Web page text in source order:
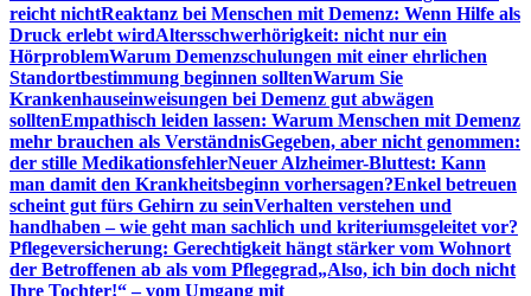
reicht nichtReaktanz bei Menschen mit Demenz: Wenn Hilfe als
Druck erlebt wirdAltersschwerhörigkeit: nicht nur ein
HörproblemWarum Demenzschulungen mit einer ehrlichen
Standortbestimmung beginnen solltenWarum Sie
Krankenhauseinweisungen bei Demenz gut abwägen
solltenEmpathisch leiden lassen: Warum Menschen mit Demenz
mehr brauchen als VerständnisGegeben, aber nicht genommen:
der stille MedikationsfehlerNeuer Alzheimer-Bluttest: Kann
man damit den Krankheitsbeginn vorhersagen?Enkel betreuen
scheint gut fürs Gehirn zu seinVerhalten verstehen und
handhaben – wie geht man sachlich und kriteriumsgeleitet vor?
Pflegeversicherung: Gerechtigkeit hängt stärker vom Wohnort
der Betroffenen ab als vom Pflegegrad„Also, ich bin doch nicht
Ihre Tochter!“ – vom Umgang mit